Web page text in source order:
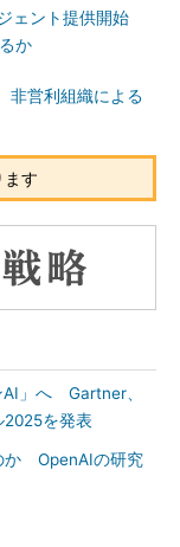
ェント提供開始
か
営利組織による
す
AI」へ Gartner、
2025を発表
か OpenAIの研究